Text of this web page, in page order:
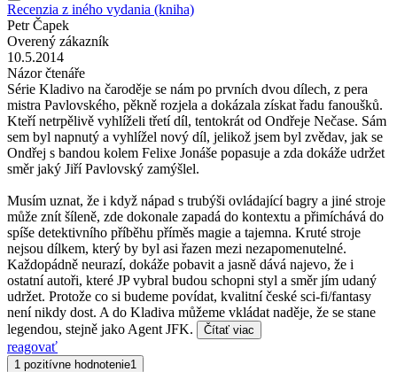
Recenzia z iného vydania (kniha)
Petr Čapek
Overený zákazník
10.5.2014
Názor čtenáře
Série Kladivo na čaroděje se nám po prvních dvou dílech, z pera
mistra Pavlovského, pěkně rozjela a dokázala získat řadu fanoušků.
Kteří netrpělivě vyhlíželi třetí díl, tentokrát od Ondřeje Nečase. Sám
sem byl napnutý a vyhlížel nový díl, jelikož jsem byl zvědav, jak se
Ondřej s bandou kolem Felixe Jonáše popasuje a zda dokáže udržet
směr jaký Jiří Pavlovský zamýšlel.
Musím uznat, že i když nápad s trubýši ovládající bagry a jiné stroje
může znít šíleně, zde dokonale zapadá do kontextu a přimíchává do
spíše detektivního příběhu příměs magie a tajemna. Kruté stroje
nejsou dílkem, který by byl asi řazen mezi nezapomenutelné.
Každopádně neurazí, dokáže pobavit a jasně dává najevo, že i
ostatní autoři, které JP vybral budou schopni styl a směr jím udaný
udržet. Protože co si budeme povídat, kvalitní české sci-fi/fantasy
není nikdy dost. A do Kladiva můžeme vkládat naděje, že se stane
legendou, stejně jako Agent JFK.
Čítať viac
reagovať
1 pozitívne hodnotenie1